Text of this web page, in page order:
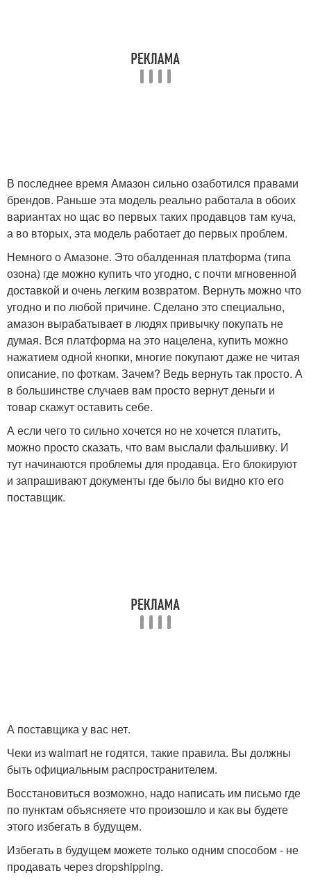
В последнее время Амазон сильно озаботился правами
брендов. Раньше эта модель реально работала в обоих
вариантах но щас во первых таких продавцов там куча,
а во вторых, эта модель работает до первых проблем.
Немного о Амазоне. Это обалденная платформа (типа
озона) где можно купить что угодно, с почти мгновенной
доставкой и очень легким возвратом. Вернуть можно что
угодно и по любой причине. Сделано это специально,
амазон вырабатывает в людях привычку покупать не
думая. Вся платформа на это нацелена, купить можно
нажатием одной кнопки, многие покупают даже не читая
описание, по фоткам. Зачем? Ведь вернуть так просто. А
в большинстве случаев вам просто вернут деньги и
товар скажут оставить себе.
А если чего то сильно хочется но не хочется платить,
можно просто сказать, что вам выслали фальшивку. И
тут начинаются проблемы для продавца. Его блокируют
и запрашивают документы где было бы видно кто его
поставщик.
А поставщика у вас нет.
Чеки из walmart не годятся, такие правила. Вы должны
быть официальным распространителем.
Восстановиться возможно, надо написать им письмо где
по пунктам объясняете что произошло и как вы будете
этого избегать в будущем.
Избегать в будущем можете только одним способом - не
продавать через dropshipping.